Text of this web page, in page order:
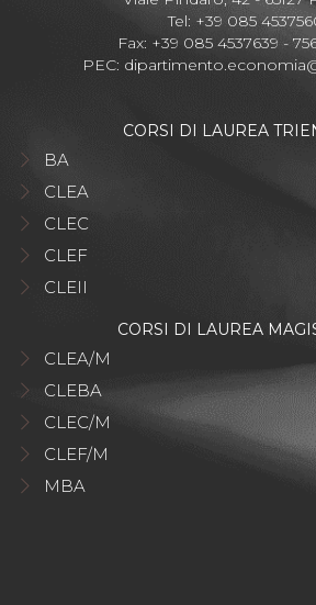
Tel: +39 085
Fax: +39 085 4537639 -
PEC:
CORSI DI LAUREA
BA
CLEA
CLEC
CLEF
CLEII
CORSI DI LAUREA
CLEA/M
CLEBA
CLEC/M
CLEF/M
MBA